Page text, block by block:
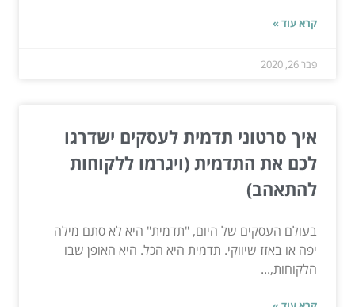
קרא עוד »
פבר 26, 2020
איך סרטוני תדמית לעסקים ישדרגו
לכם את התדמית (ויגרמו ללקוחות
להתאהב)
בעולם העסקים של היום, "תדמית" היא לא סתם מילה
יפה או באזז שיווקי. תדמית היא הכל. היא האופן שבו
הלקוחות,...